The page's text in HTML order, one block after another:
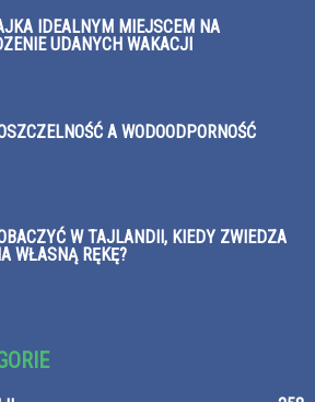
IDEALNYM MIEJSCEM NA
UDANYCH WAKACJI
A WODOODPORNOŚĆ
W TAJLANDII, KIEDY ZWIEDZA
WŁASNĄ RĘKĘ?